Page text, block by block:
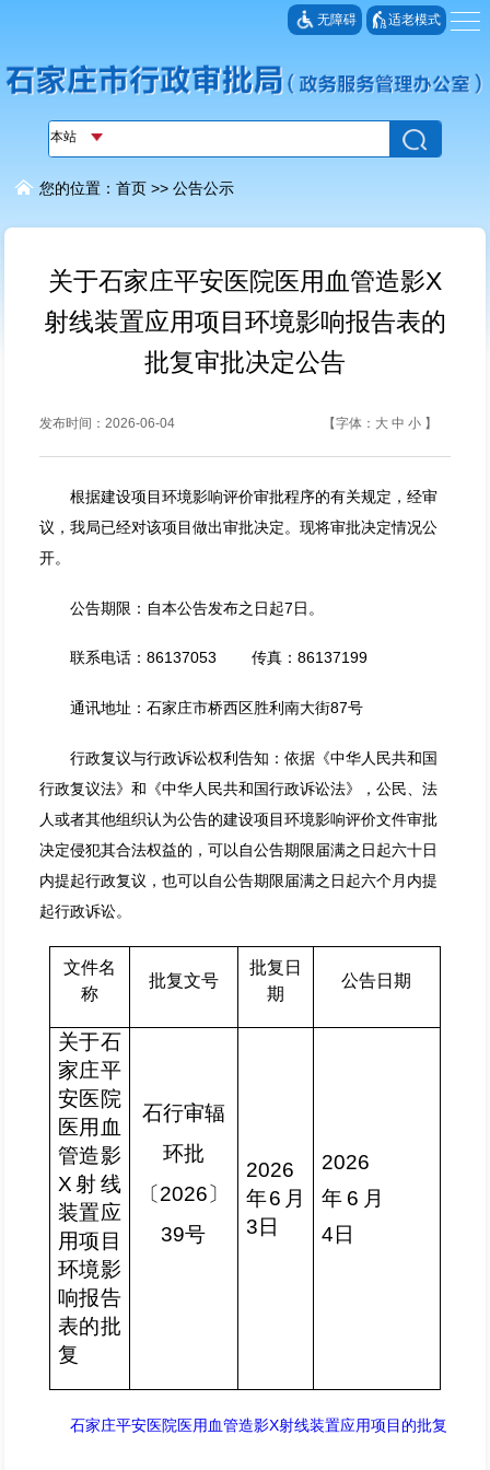
无障碍 适老模式
您的位置： 首页>> 公告公示
关于石家庄平安医院医用血管造影X
射线装置应用项目环境影响报告表的
批复审批决定公告
发布时间：2026-06-04 【字体： 大 中 小 】
根据建设项目环境影响评价审批程序的有关规定，经审
议，我局已经对该项目做出审批决定。现将审批决定情况公
开。
公告期限：自本公告发布之日起7日。
联系电话：86137053 传真：86137199
通讯地址：石家庄市桥西区胜利南大街87号
行政复议与行政诉讼权利告知：依据《中华人民共和国
行政复议法》和《中华人民共和国行政诉讼法》，公民、法
人或者其他组织认为公告的建设项目环境影响评价文件审批
决定侵犯其合法权益的，可以自公告期限届满之日起六十日
内提起行政复议，也可以自公告期限届满之日起六个月内提
起行政诉讼。
文件名
称
批复文号
批复日
期
公告日期
关于石
家庄平
安医院
医用血
管造影
X射线
装置应
用项目
环境影
响报告
表的批
复
石行审辐
环批
〔 2026 〕
39号
2026
年6 月
3 日
2026
年 6 月
4 日
石家庄平安医院医用血管造影X射线装置应用项目的批复